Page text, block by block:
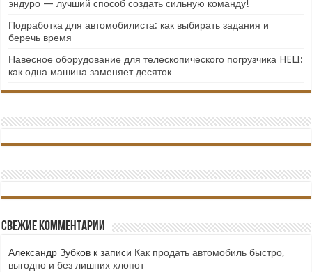
эндуро — лучший способ создать сильную команду!
Подработка для автомобилиста: как выбирать задания и
беречь время
Навесное оборудование для телескопического погрузчика HELI:
как одна машина заменяет десяток
Свежие комментарии
Александр Зубков к записи Как продать автомобиль быстро,
выгодно и без лишних хлопот